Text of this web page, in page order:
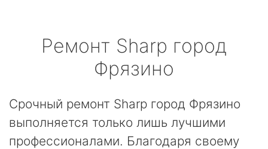
Ремонт Sharp город
Фрязино
Срочный ремонт Sharp город Фрязино
выполняется только лишь лучшими
профессионалами. Благодаря своему